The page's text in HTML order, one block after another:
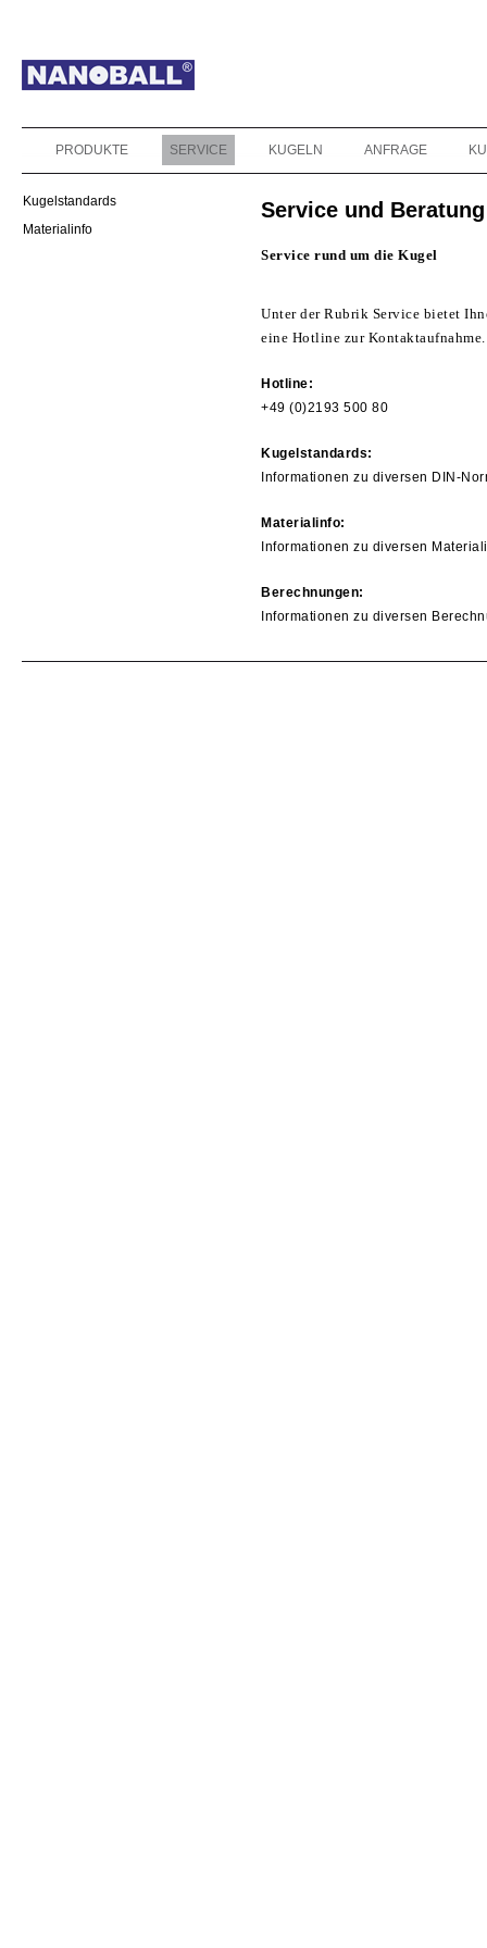
PRODUKTE SERVICE KUGELN ANFRAGE
Kugelstandards
Materialinfo
Service und
Service rund um die Kugel
Unter der Rubrik Service bietet
eine Hotline zur Kontaktaufnahme.
Hotline:
+49 (0)2193 500 80
Kugelstandards:
Informationen zu diversen DIN-
Materialinfo:
Informationen zu diversen
Berechnungen:
Informationen zu diversen